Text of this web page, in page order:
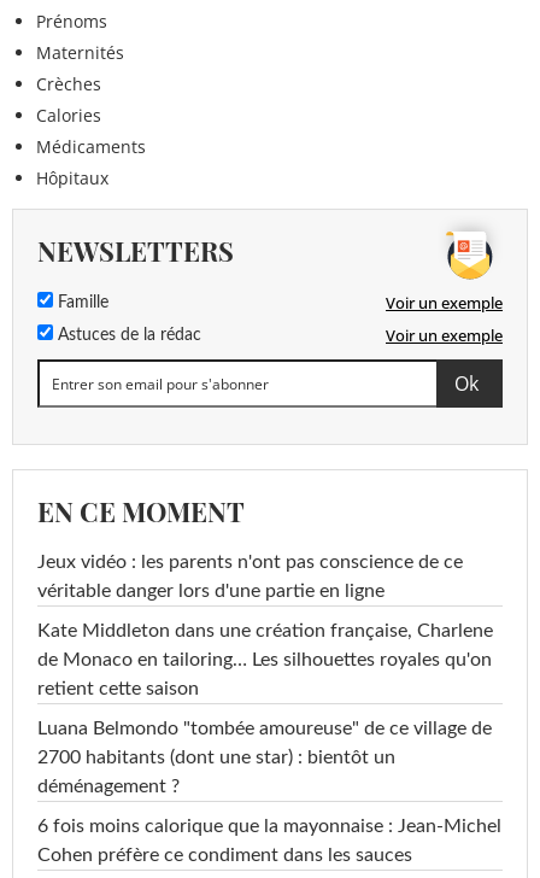
Prénoms
Maternités
Crèches
Calories
Médicaments
Hôpitaux
NEWSLETTERS
Famille Voir un exemple
Astuces de la rédac Voir un exemple
EN CE MOMENT
Jeux vidéo : les parents n'ont pas conscience de ce
véritable danger lors d'une partie en ligne
Kate Middleton dans une création française, Charlene
de Monaco en tailoring… Les silhouettes royales qu'on
retient cette saison
Luana Belmondo "tombée amoureuse" de ce village de
2700 habitants (dont une star) : bientôt un
déménagement ?
6 fois moins calorique que la mayonnaise : Jean-Michel
Cohen préfère ce condiment dans les sauces